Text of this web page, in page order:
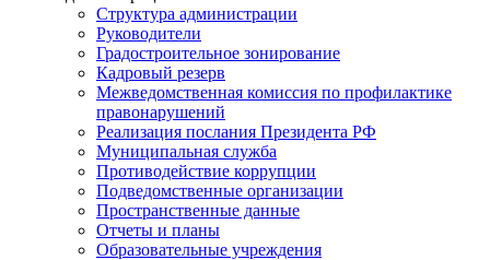
Структура администрации
Руководители
Градостроительное зонирование
Кадровый резерв
Межведомственная комиссия по профилактике
правонарушений
Реализация послания Президента РФ
Муниципальная служба
Противодействие коррупции
Подведомственные организации
Пространственные данные
Отчеты и планы
Образовательные учреждения